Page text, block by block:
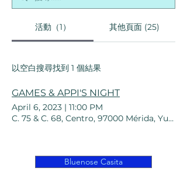
活動（1） 其他頁面 (25)
以空白搜尋找到 1 個結果
GAMES & APPI'S NIGHT
April 6, 2023 | 11:00 PM
C. 75 & C. 68, Centro, 97000 Mérida, Yuc.,
Bluenose Casita